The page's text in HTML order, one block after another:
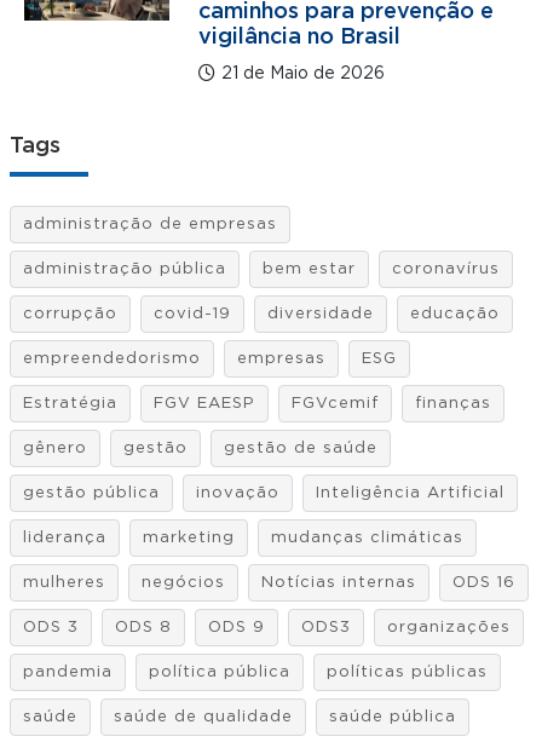
caminhos para prevenção e
vigilância no Brasil
21 de Maio de 2026
Tags
administração de empresas
administração pública bem estar coronavírus
corrupção covid-19 diversidade educação
empreendedorismo empresas ESG
Estratégia FGV EAESP FGVcemif finanças
gênero gestão gestão de saúde
gestão pública inovação Inteligência Artificial
liderança marketing mudanças climáticas
mulheres negócios Notícias internas ODS 16
ODS 3 ODS 8 ODS 9 ODS3 organizações
pandemia política pública políticas públicas
saúde saúde de qualidade saúde pública